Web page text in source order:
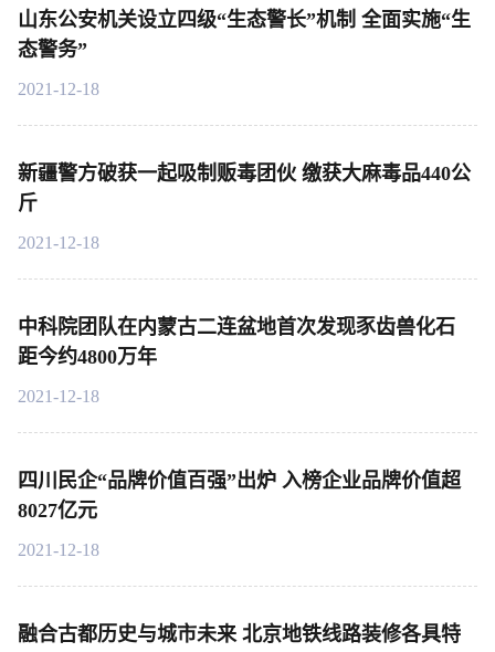
山东公安机关设立四级“生态警长”机制 全面实施“生
态警务”
2021-12-18
新疆警方破获一起吸制贩毒团伙 缴获大麻毒品440公
斤
2021-12-18
中科院团队在内蒙古二连盆地首次发现豕齿兽化石
距今约4800万年
2021-12-18
四川民企“品牌价值百强”出炉 入榜企业品牌价值超
8027亿元
2021-12-18
融合古都历史与城市未来 北京地铁线路装修各具特